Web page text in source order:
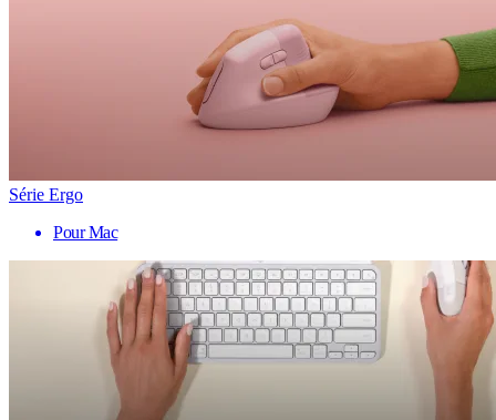
Série Ergo
Pour Mac